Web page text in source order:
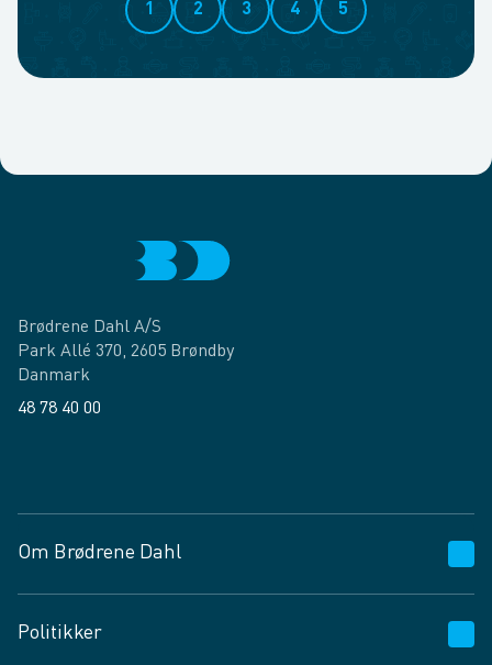
1 2 3 4 5
Brødrene Dahl A/S
Park Allé 370, 2605 Brøndby
Danmark
48 78 40 00
Om Brødrene Dahl
Vagttelefon 30 10 89 89
Politikker